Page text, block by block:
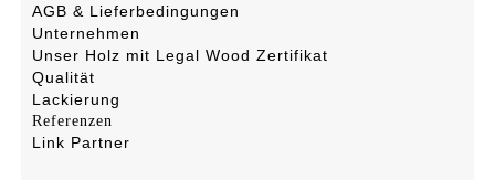
AGB & Lieferbedingungen
Unternehmen
Unser Holz mit Legal Wood Zertifikat
Qualität
Lackierung
Referenzen
Link Partner